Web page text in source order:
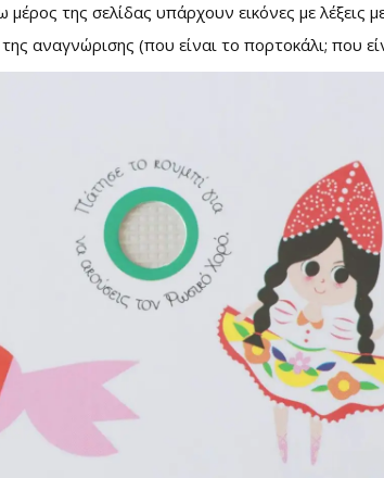
της σελίδας υπάρχουν εικόνες με λέξεις
της αναγνώρισης (που είναι το πορτοκάλι; που